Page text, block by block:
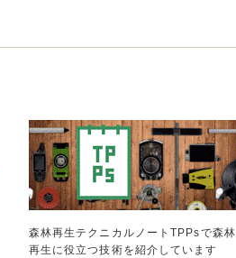
森林再生テクニカルノートTPPsで森林
再生に役立つ技術を紹介しています